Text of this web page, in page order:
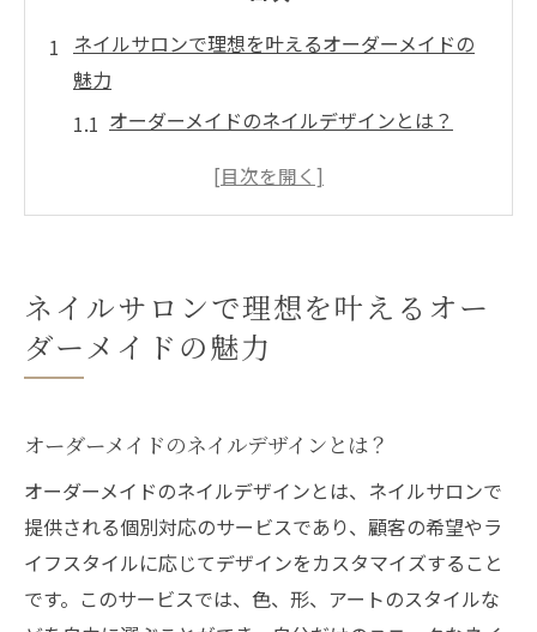
ネイルサロンで理想を叶えるオーダーメイドの
魅力
オーダーメイドのネイルデザインとは？
ネイルサロンでのオーダーメイド体験の流
特別なイベントに合わせたオーダーメイド
ネイルサロンでのカスタマイズのメリット
を
江別市のネイルサロンの特徴
心地よい空間での施術体験
江別市で人気のネイルスタイル
地元サロンの魅力を活かしたサービス
ネイルサロンで理想を叶えるオー
ダーメイドの魅力
オーダーメイドのネイルデザインとは？
オーダーメイドのネイルデザインとは、ネイルサロンで
提供される個別対応のサービスであり、顧客の希望やラ
イフスタイルに応じてデザインをカスタマイズすること
です。このサービスでは、色、形、アートのスタイルな